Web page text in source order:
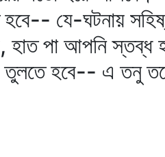
হবে-- যে-ঘটনায়
হাত পা আপনি স্তব্ধ
হবে-- এ তনু